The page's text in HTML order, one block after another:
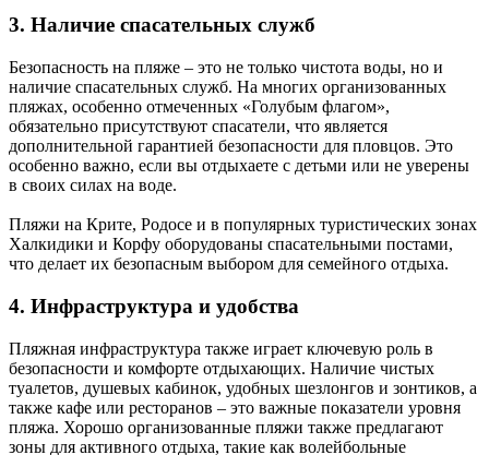
3. Наличие спасательных служб
Безопасность на пляже – это не только чистота воды, но и
наличие спасательных служб. На многих организованных
пляжах, особенно отмеченных «Голубым флагом»,
обязательно присутствуют спасатели, что является
дополнительной гарантией безопасности для пловцов. Это
особенно важно, если вы отдыхаете с детьми или не уверены
в своих силах на воде.
Пляжи на Крите, Родосе и в популярных туристических зонах
Халкидики и Корфу оборудованы спасательными постами,
что делает их безопасным выбором для семейного отдыха.
4. Инфраструктура и удобства
Пляжная инфраструктура также играет ключевую роль в
безопасности и комфорте отдыхающих. Наличие чистых
туалетов, душевых кабинок, удобных шезлонгов и зонтиков, а
также кафе или ресторанов – это важные показатели уровня
пляжа. Хорошо организованные пляжи также предлагают
зоны для активного отдыха, такие как волейбольные